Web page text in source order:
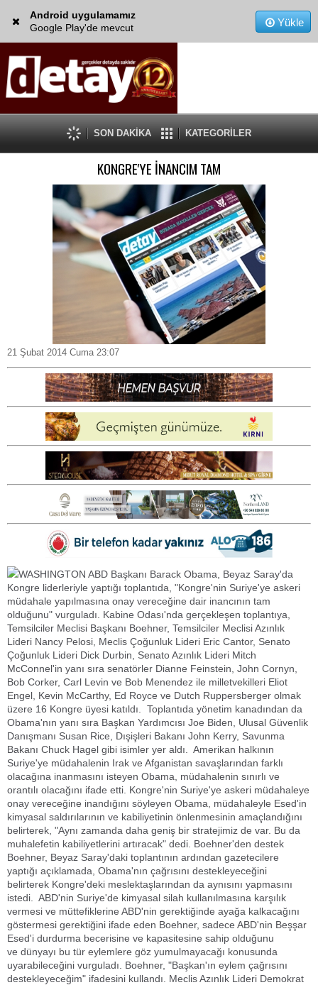
Android uygulamamız
Google Play'de mevcut
Yükle
SON DAKİKA KATEGORİLER
KONGRE'YE İNANCIM TAM
21 Şubat 2014 Cuma 23:07
WASHINGTON ABD Başkanı Barack Obama, Beyaz Saray'da
Kongre liderleriyle yaptığı toplantıda, "Kongre'nin Suriye'ye askeri
müdahale yapılmasına onay vereceğine dair inancının tam
olduğunu" vurguladı. Kabine Odası'nda gerçekleşen toplantıya,
Temsilciler Meclisi Başkanı Boehner, Temsilciler Meclisi Azınlık
Lideri Nancy Pelosi, Meclis Çoğunluk Lideri Eric Cantor, Senato
Çoğunluk Lideri Dick Durbin, Senato Azınlık Lideri Mitch
McConnel'in yanı sıra senatörler Dianne Feinstein, John Cornyn,
Bob Corker, Carl Levin ve Bob Menendez ile milletvekilleri Eliot
Engel, Kevin McCarthy, Ed Royce ve Dutch Ruppersberger olmak
üzere 16 Kongre üyesi katıldı. Toplantıda yönetim kanadından da
Obama'nın yanı sıra Başkan Yardımcısı Joe Biden, Ulusal Güvenlik
Danışmanı Susan Rice, Dışişleri Bakanı John Kerry, Savunma
Bakanı Chuck Hagel gibi isimler yer aldı. Amerikan halkının
Suriye'ye müdahalenin Irak ve Afganistan savaşlarından farklı
olacağına inanmasını isteyen Obama, müdahalenin sınırlı ve
orantılı olacağını ifade etti. Kongre'nin Suriye'ye askeri müdahaleye
onay vereceğine inandığını söyleyen Obama, müdahaleyle Esed'in
kimyasal saldırılarının ve kabiliyetinin önlenmesinin amaçlandığını
belirterek, "Aynı zamanda daha geniş bir stratejimiz de var. Bu da
muhalefetin kabiliyetlerini artıracak" dedi. Boehner'den destek
Boehner, Beyaz Saray'daki toplantının ardından gazetecilere
yaptığı açıklamada, Obama'nın çağrısını destekleyeceğini
belirterek Kongre'deki meslektaşlarından da aynısını yapmasını
istedi. ABD'nin Suriye'de kimyasal silah kullanılmasına karşılık
vermesi ve müttefiklerine ABD'nin gerektiğinde ayağa kalkacağını
göstermesi gerektiğini ifade eden Boehner, sadece ABD'nin Beşşar
Esed'i durdurma becerisine ve kapasitesine sahip olduğunu
ve dünyayı bu tür eylemlere göz yumulmayacağı konusunda
uyarabileceğini vurguladı. Boehner, "Başkan'ın eylem çağrısını
destekleyeceğim" ifadesini kullandı. Meclis Azınlık Lideri Demokrat